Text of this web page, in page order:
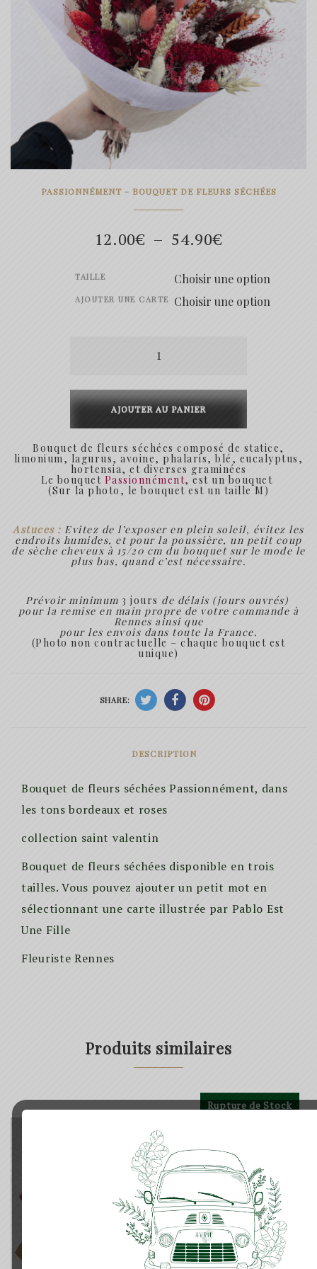
PASSIONNÉMENT - BOUQUET DE FLEURS SÉCHÉES
12.00€ – 54.90€
prix :
TAILLE
AJOUTER UNE CARTE
Passionnément
AJOUTER AU PANIER
Bouquet de fleurs séchées composé de statice,
limonium, lagurus, avoine, phalaris, blé, eucalyptus,
hortensia, et diverses graminées
Le bouquet Passionnément, est un bouquet
(Sur la photo, le bouquet est un taille M)
Astuces : Evitez de l’exposer en plein soleil, évitez les
endroits humides, et pour la poussière, un petit coup
de sèche cheveux à 15/20 cm du bouquet sur le mode le
plus bas, quand c’est nécessaire.
Prévoir minimum3 jours de délais (jours ouvrés)
pour la remise en main propre de votre commande à
Rennes ainsi que
pour les envois dans toute la France.
(Photo non contractuelle – chaque bouquet est
unique)
SHARE:
DESCRIPTION
Bouquet de fleurs séchées Passionnément, dans
les tons bordeaux et roses
collection saint valentin
Bouquet de fleurs séchées disponible en trois
tailles. Vous pouvez ajouter un petit mot en
sélectionnant une carte illustrée par Pablo Est
Une Fille
Fleuriste Rennes
Produits similaires
Rupture de Stock